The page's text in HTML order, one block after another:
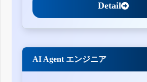
Detail
AI Agent エンジニア